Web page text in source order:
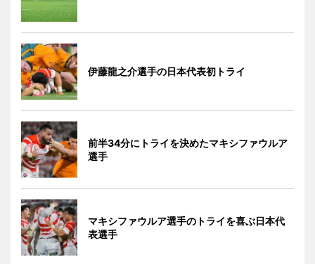
伊藤龍之介選手の日本代表初トライ
前半34分にトライを決めたマキシファウルア
選手
マキシファウルア選手のトライを喜ぶ日本代
表選手